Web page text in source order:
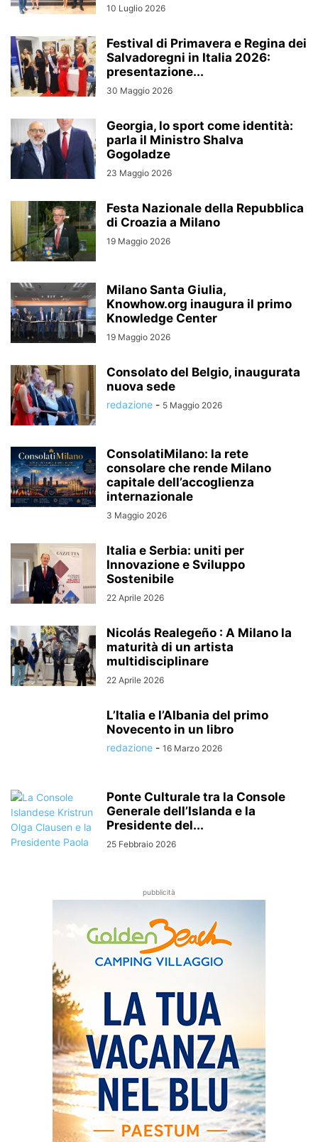
10 Luglio 2026
Festival di Primavera e Regina dei
Salvadoregni in Italia 2026:
presentazione...
30 Maggio 2026
Georgia, lo sport come identità:
parla il Ministro Shalva
Gogoladze
23 Maggio 2026
Festa Nazionale della Repubblica
di Croazia a Milano
19 Maggio 2026
Milano Santa Giulia,
Knowhow.org inaugura il primo
Knowledge Center
19 Maggio 2026
Consolato del Belgio, inaugurata
nuova sede
redazione - 5 Maggio 2026
ConsolatiMilano: la rete
consolare che rende Milano
capitale dell’accoglienza
internazionale
3 Maggio 2026
Italia e Serbia: uniti per
Innovazione e Sviluppo
Sostenibile
22 Aprile 2026
Nicolás Realegeño : A Milano la
maturità di un artista
multidisciplinare
22 Aprile 2026
L’Italia e l’Albania del primo
Novecento in un libro
redazione - 16 Marzo 2026
Ponte Culturale tra la Console
Generale dell’Islanda e la
Presidente del...
25 Febbraio 2026
pubblicità